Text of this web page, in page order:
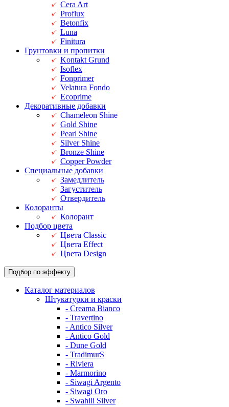
Cera Art
Proflux
Betonfix
Luna
Finitura
Грунтовки и пропитки
Kontakt Grund
Isoflex
Fonprimer
Velatura Fondo
Ecoprime
Декоративные добавки
Chameleon Shine
Gold Shine
Pearl Shine
Silver Shine
Bronze Shine
Copper Powder
Специальные добавки
Замедлитель
Загуститель
Отвердитель
Колоранты
Колорант
Подбор цвета
Цвета Classic
Цвета Effect
Цвета Design
Подбор по эффекту
Каталог материалов
Штукатурки и краски
- Creama Bianco
- Travertino
- Antico Silver
- Antico Gold
- Dune Gold
- TradimurS
- Riviera
- Marmorino
- Siwagi Argento
- Siwagi Oro
- Swahili Silver